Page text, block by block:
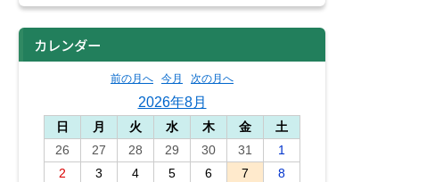
カレンダー
前の月へ 今月 次の月へ
2026年8月
日 月 火 水 木 金
土
26
27 28 29 30 31
1
2
3 4 5 6 7
8